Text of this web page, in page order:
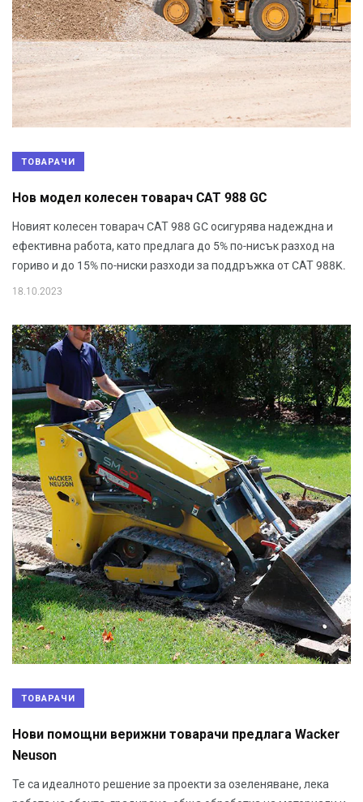
ТОВАРАЧИ
Нов модел колесен товарач CАТ 988 GC
Новият колесен товарач CАТ 988 GC осигурява надеждна и
ефективна работа, като предлага до 5% по-нисък разход на
гориво и до 15% по-ниски разходи за поддръжка от CАТ 988K.
18.10.2023
ТОВАРАЧИ
Нови помощни верижни товарачи предлага Wacker
Neuson
Те са идеалното решение за проекти за озеленяване, лека